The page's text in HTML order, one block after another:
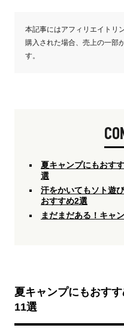
本記事にはアフィリエイトリ
購入された場合、売上の一部
す。
夏キャンプにもおす
選
汗をかいてもソト遊
おすすめ2選
まだまだある！キャ
夏キャンプにもおす
11選